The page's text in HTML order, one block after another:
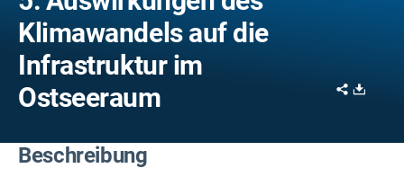
Klimawandels auf die
Infrastruktur im
Ostseeraum
Share
Beschreibung